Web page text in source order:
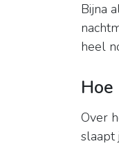
Bijna
heel
Over
slaapt